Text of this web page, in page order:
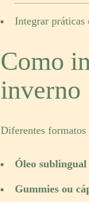
Integrar práticas
Como
inverno
Diferentes
Óleo sublingual
Gummies ou